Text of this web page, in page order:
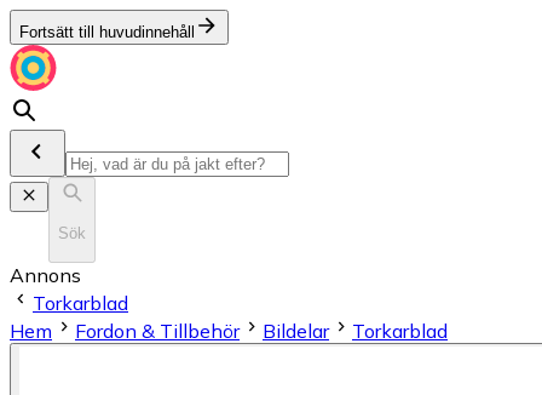
Fortsätt till huvudinnehåll
Sök
Annons
Torkarblad
Hem
Fordon & Tillbehör Bildelar Torkarblad